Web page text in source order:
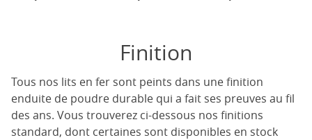
Finition
Tous nos lits en fer sont peints dans une finition
enduite de poudre durable qui a fait ses preuves au fil
des ans. Vous trouverez ci-dessous nos finitions
standard, dont certaines sont disponibles en stock